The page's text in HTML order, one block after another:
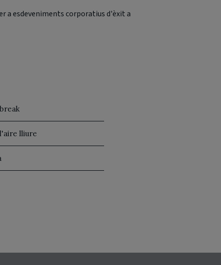
a esdeveniments corporatius d'èxit a
lliure